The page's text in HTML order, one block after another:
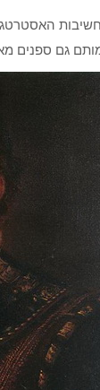
גם ספנים